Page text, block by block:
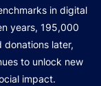
in digital
years, 195,000
donations later,
to unlock new
impact.